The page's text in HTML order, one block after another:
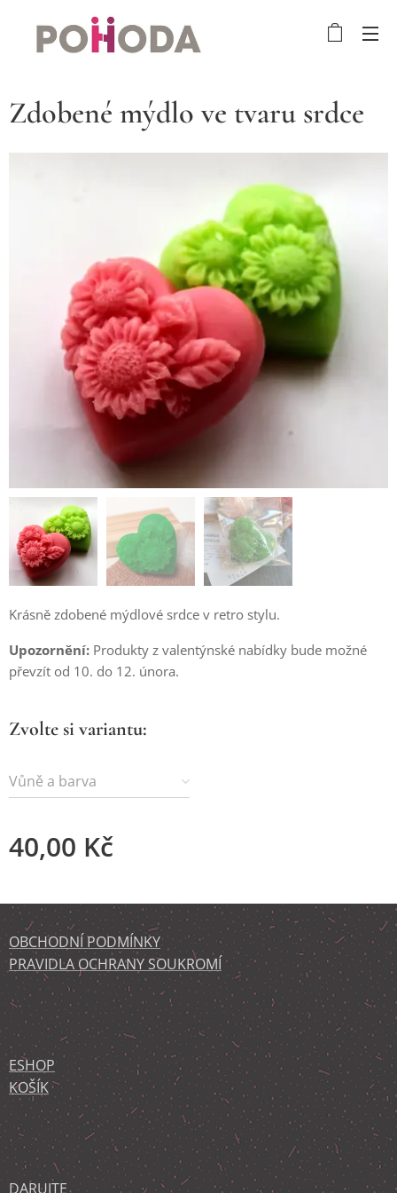
Zdobené mýdlo ve tvaru srdce
Krásně zdobené mýdlové srdce v retro stylu.
Upozornění: Produkty z valentýnské nabídky bude možné
převzít od 10. do 12. února.
Zvolte si variantu:
Vůně a barva
40,00 Kč
OBCHODNÍ PODMÍNKY
PRAVIDLA OCHRANY SOUKROMÍ
ESHOP
KOŠÍK
DARUJTE